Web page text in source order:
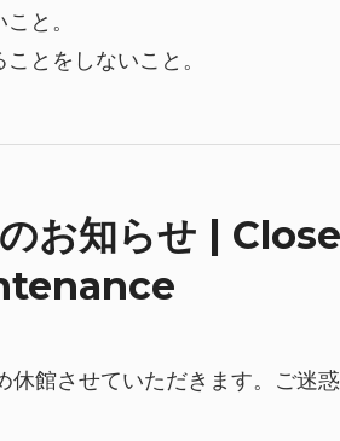
と。
とをしないこと。
のお知らせ |
館させていただきます。ご迷